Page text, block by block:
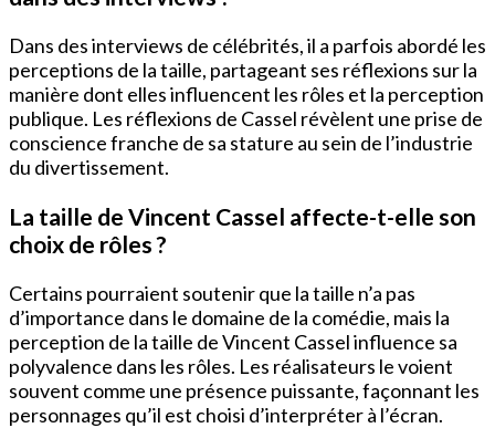
Dans des interviews de célébrités, il a parfois abordé les
perceptions de la taille, partageant ses réflexions sur la
manière dont elles influencent les rôles et la perception
publique. Les réflexions de Cassel révèlent une prise de
conscience franche de sa stature au sein de l’industrie
du divertissement.
La taille de Vincent Cassel affecte-t-elle son
choix de rôles ?
Certains pourraient soutenir que la taille n’a pas
d’importance dans le domaine de la comédie, mais la
perception de la taille de Vincent Cassel influence sa
polyvalence dans les rôles. Les réalisateurs le voient
souvent comme une présence puissante, façonnant les
personnages qu’il est choisi d’interpréter à l’écran.